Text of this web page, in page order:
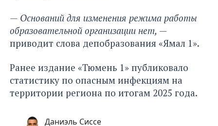
— Оснований для изменения режима работы
образовательной организации нет, —
приводит слова депобразования «Ямал 1».
Ранее издание «Тюмень 1» публиковало
статистику по опасным инфекциям на
территории региона по итогам 2025 года.
Даниэль Сиссе